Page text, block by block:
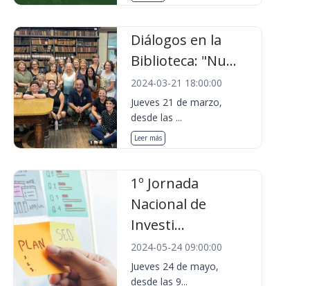
Diálogos en la
Biblioteca: "Nu...
2024-03-21 18:00:00
Jueves 21 de marzo,
desde las ...
Leer más
1º Jornada
Nacional de
Investi...
2024-05-24 09:00:00
Jueves 24 de mayo,
desde las 9...